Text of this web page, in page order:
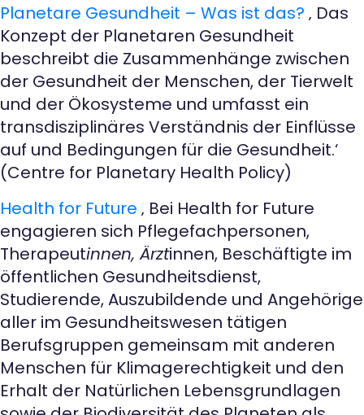
Planetare Gesundheit – Was ist das? ‚ Das
Konzept der Planetaren Gesundheit
beschreibt die Zusammenhänge zwischen
der Gesundheit der Menschen, der Tierwelt
und der Ökosysteme und umfasst ein
transdisziplinäres Verständnis der Einflüsse
auf und Bedingungen für die Gesundheit.‘
(Centre for Planetary Health Policy)
Health for Future ‚ Bei Health for Future
engagieren sich Pflegefachpersonen,
Therapeutinnen, Ärztinnen, Beschäftigte im
öffentlichen Gesundheitsdienst,
Studierende, Auszubildende und Angehörige
aller im Gesundheitswesen tätigen
Berufsgruppen gemeinsam mit anderen
Menschen für Klimagerechtigkeit und den
Erhalt der Natürlichen Lebensgrundlagen